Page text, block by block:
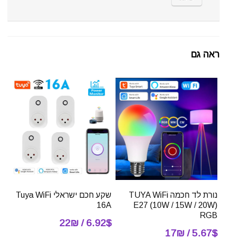
ראה גם
נורת לד חכמה TUYA WiFi
E27 (10W / 15W / 20W)
RGB
5.67$ / 17₪
שקע חכם ישראלי Tuya WiFi
16A
6.92$ / 22₪